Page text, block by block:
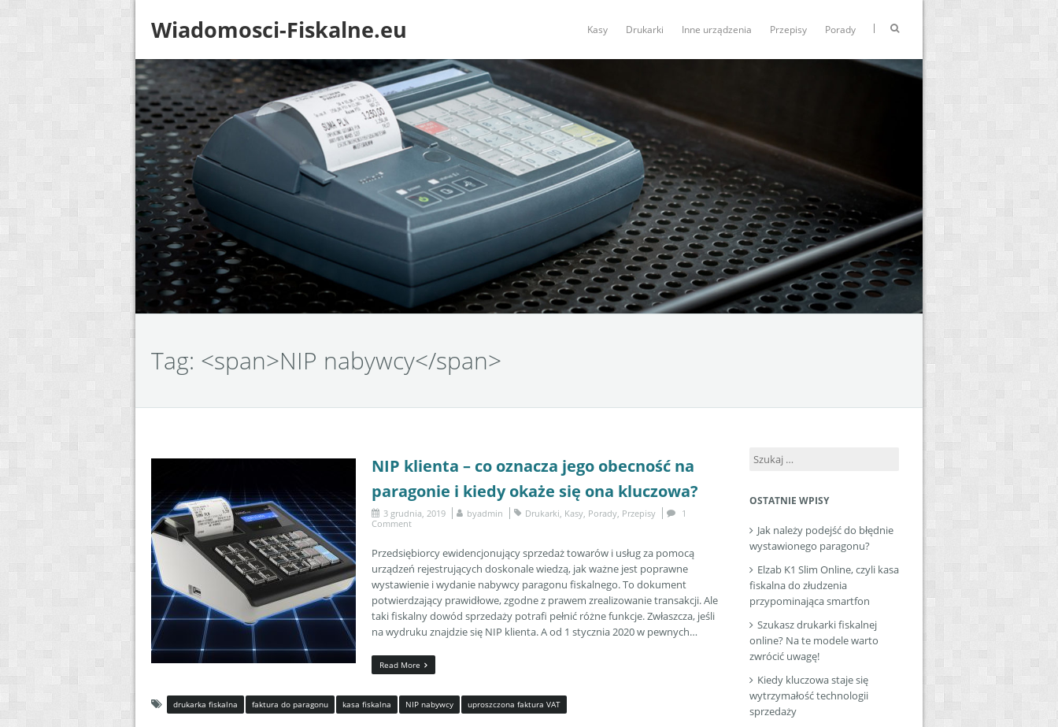
Wiadomosci-Fiskalne.eu Kasy Drukarki Inne urządzenia Przepisy Porady
Tag: <span>NIP nabywcy</span>
NIP klienta – co oznacza jego obecność na
paragonie i kiedy okaże się ona kluczowa?
3 grudnia, 2019 byadmin Drukarki, Kasy, Porady, Przepisy
1
Comment
Przedsiębiorcy ewidencjonujący sprzedaż towarów i usług za pomocą
urządzeń rejestrujących doskonale wiedzą, jak ważne jest poprawne
wystawienie i wydanie nabywcy paragonu fiskalnego. To dokument
potwierdzający prawidłowe, zgodne z prawem zrealizowanie transakcji. Ale
taki fiskalny dowód sprzedaży potrafi pełnić różne funkcje. Zwłaszcza, jeśli
na wydruku znajdzie się NIP klienta. A od 1 stycznia 2020 w pewnych…
Read More
drukarka fiskalna faktura do paragonu kasa fiskalna NIP nabywcy uproszczona faktura VAT
Szukaj:
OSTATNIE WPISY
Jak należy podejść do błędnie
wystawionego paragonu?
Elzab K1 Slim Online, czyli kasa
fiskalna do złudzenia
przypominająca smartfon
Szukasz drukarki fiskalnej
online? Na te modele warto
zwrócić uwagę!
Kiedy kluczowa staje się
wytrzymałość technologii
sprzedaży